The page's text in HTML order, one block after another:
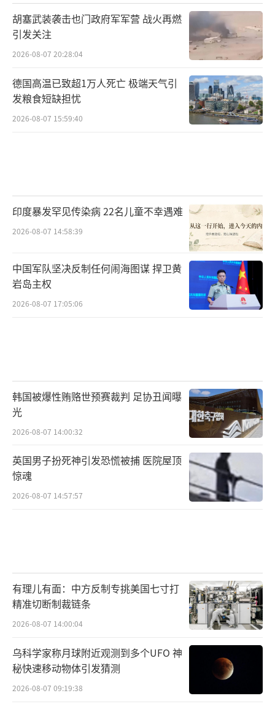
胡塞武装袭击也门政府军军营 战火再燃
引发关注
2026-08-07 20:28:04
德国高温已致超1万人死亡 极端天气引
发粮食短缺担忧
2026-08-07 15:59:40
印度暴发罕见传染病 22名儿童不幸遇难
2026-08-07 14:58:39
中国军队坚决反制任何闹海图谋 捍卫黄
岩岛主权
2026-08-07 17:05:06
韩国被爆性贿赂世预赛裁判 足协丑闻曝
光
2026-08-07 14:00:32
英国男子扮死神引发恐慌被捕 医院屋顶
惊魂
2026-08-07 14:57:57
有理儿有面：中方反制专挑美国七寸打
精准切断制裁链条
2026-08-07 14:00:04
乌科学家称月球附近观测到多个UFO 神
秘快速移动物体引发猜测
2026-08-07 09:19:38